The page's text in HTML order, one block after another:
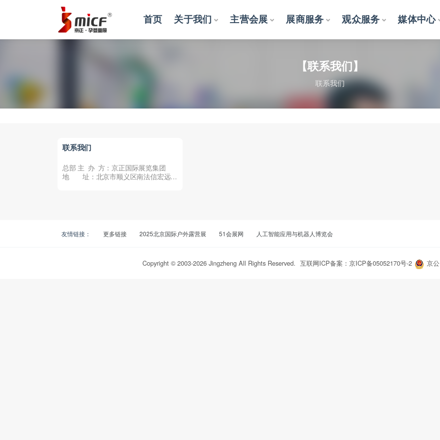
首页 关于我们 主营会展 展商服务 观众服务 媒体中心
【联系我们】
联系我们
联系我们
总部 主 办 方：京正国际展览集团
地 址：北京市顺义区南法信宏远临
友情链接： 更多链接 2025北京国际户外露营展 51会展网 人工智能应用与机器人博览会
Copyright © 2003-2026 Jingzheng All Rights Reserved. 互联网ICP备案：京ICP备05052170号-2 京
【联系我们】